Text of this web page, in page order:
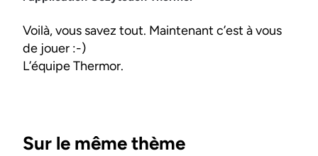
Voilà, vous savez tout. Maintenant c’est à vous
de jouer :-)
L’équipe Thermor.
Sur le même thème